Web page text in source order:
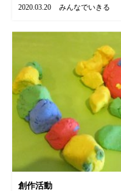
2020.03.20 みんなでいきる
創作活動